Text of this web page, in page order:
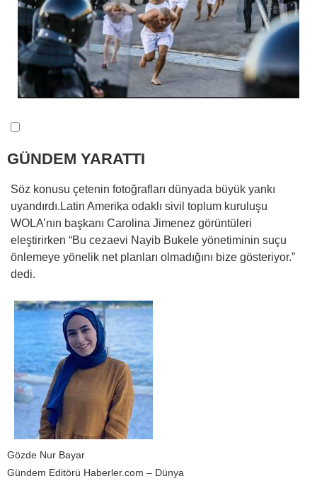
GÜNDEM YARATTI
Söz konusu çetenin fotoğrafları dünyada büyük yankı
uyandırdı.Latin Amerika odaklı sivil toplum kuruluşu
WOLA’nın başkanı Carolina Jimenez görüntüleri
eleştirirken “Bu cezaevi Nayib Bukele yönetiminin suçu
önlemeye yönelik net planları olmadığını bize gösteriyor.”
dedi.
Gözde Nur Bayar
Gündem Editörü Haberler.com – Dünya